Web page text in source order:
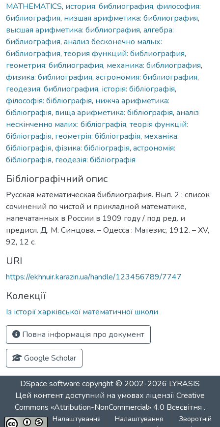
MATHEMATICS, история: библиография, философия:
библиография, низшая арифметика: библиография,
высшая арифметика: библиография, алгебра:
библиография, анализ бесконечно малых:
библиография, теория функций: библиография,
геометрия: библиография, механика: библиография,
физика: библиография, астрономия: библиография,
геодезия: библиография, історія: бібліографія,
філософія: бібліографія, нижча арифметика:
бібліографія, вища арифметика: бібліографія, аналіз
нескінченно малих: бібліографія, теорія функцій:
бібліографія, геометрія: бібліографія, механіка:
бібліографія, фізика: бібліографія, астрономія:
бібліографія, геодезія: бібліографія
Бібліографічний опис
Русская математическая библиография. Вып. 2 : список
сочинений по чистой и прикладной математике,
напечатанных в России в 1909 году / под ред. и
предисл. Д. М. Синцова. – Одесса : Матезис, 1912. – XV,
92, 12 с.
URI
https://ekhnuir.karazin.ua/handle/123456789/7747
Колекції
Із історії харківської математичної школи
Повна інформація про документ
Google Scholar
DSpace software copyright © 2002-2026 LYRASIS
Цей контент доступний на умовах ліцензіїCreative
Commons «Attribution-NonCommercial» 4.0 Всесвітня .
Налаштування
Налаштування
Зворотній